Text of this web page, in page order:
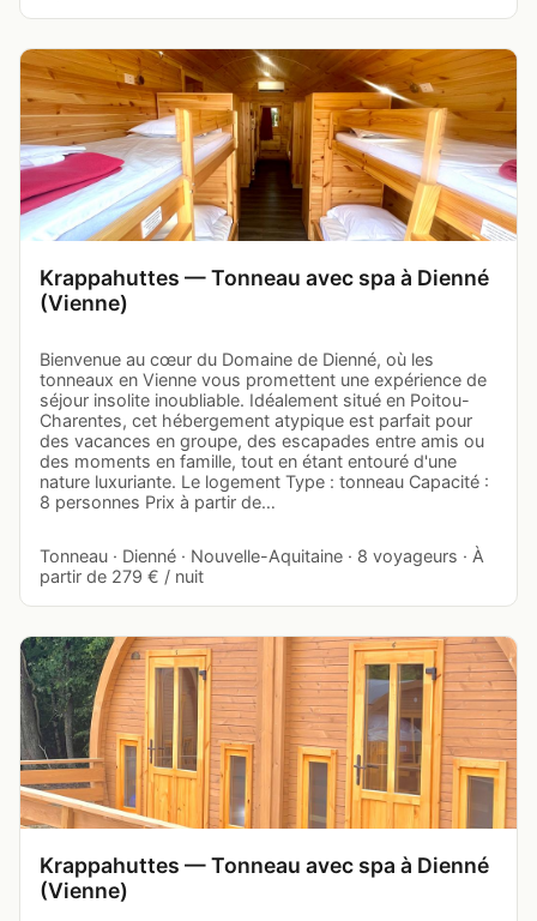
Krappahuttes — Tonneau avec spa à Dienné
(Vienne)
Bienvenue au cœur du Domaine de Dienné, où les
tonneaux en Vienne vous promettent une expérience de
séjour insolite inoubliable. Idéalement situé en Poitou-
Charentes, cet hébergement atypique est parfait pour
des vacances en groupe, des escapades entre amis ou
des moments en famille, tout en étant entouré d'une
nature luxuriante. Le logement Type : tonneau Capacité :
8 personnes Prix à partir de…
Tonneau · Dienné · Nouvelle-Aquitaine · 8 voyageurs · À
partir de 279 € / nuit
Krappahuttes — Tonneau avec spa à Dienné
(Vienne)